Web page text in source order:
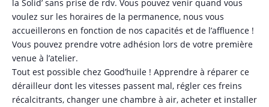
la Solid’ sans prise de rdv. Vous pouvez venir quand vous
voulez sur les horaires de la permanence, nous vous
accueillerons en fonction de nos capacités et de l’affluence !
Vous pouvez prendre votre adhésion lors de votre première
venue à l’atelier.
Tout est possible chez Good’huile ! Apprendre à réparer ce
dérailleur dont les vitesses passent mal, régler ces freins
récalcitrants, changer une chambre à air, acheter et installer